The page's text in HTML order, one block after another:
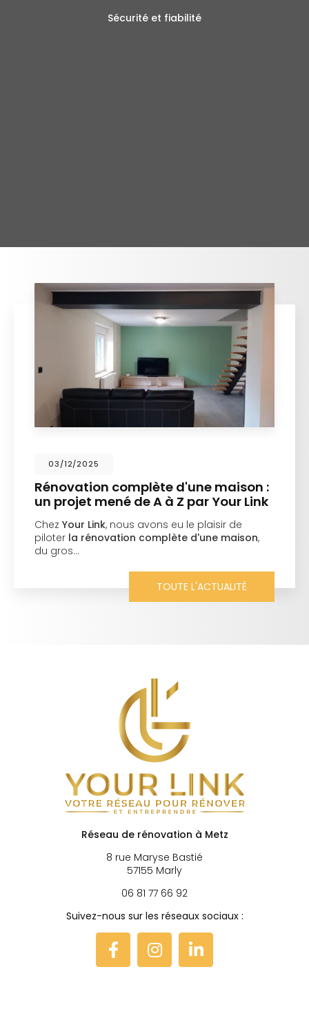
Sécurité et fiabilité
03/12/2025
Rénovation complète d'une maison :
un projet mené de A à Z par Your Link
Chez Your Link, nous avons eu le plaisir de
piloter la rénovation complète d'une maison,
du gros…
TOUTE L'ACTUALITÉ
Réseau de rénovation à Metz
8 rue Maryse Bastié
57155 Marly
06 81 77 66 92
Suivez-nous sur les réseaux sociaux :